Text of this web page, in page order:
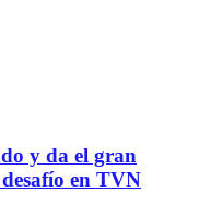
y da el gran
en TVN